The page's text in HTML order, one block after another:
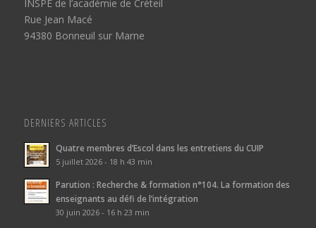
INSPÉ de l’académie de Créteil
Rue Jean Macé
94380 Bonneuil sur Marne
DERNIERS ARTICLES
Quatre membres d’Escol dans les entretiens du CUIP
5 juillet 2026 - 18 h 43 min
Parution : Recherche & formation n°104. La formation des
enseignants au défi de l’intégration
30 juin 2026 - 16 h 23 min